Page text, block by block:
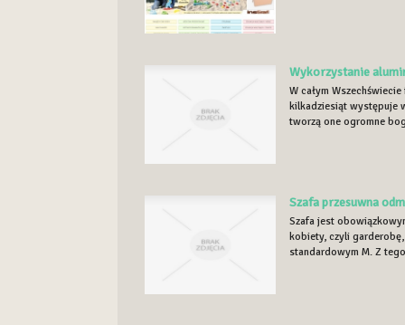
Wykorzystanie
W całym
kilkadziesiąt występuje
tworzą one ogromne
Szafa przesuwna
Szafa jest
kobiety, czyli
standardowym M. Z